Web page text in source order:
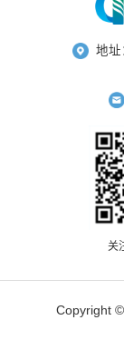
地址
关
Copyright